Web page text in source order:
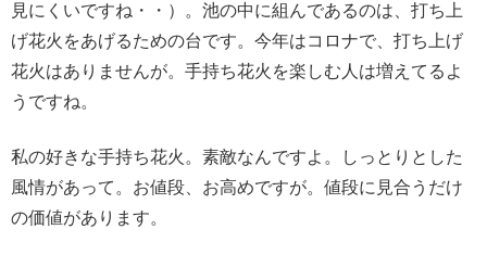
見にくいですね・・）。池の中に組んであるのは、打ち上
げ花火をあげるための台です。今年はコロナで、打ち上げ
花火はありませんが。手持ち花火を楽しむ人は増えてるよ
うですね。
私の好きな手持ち花火。素敵なんですよ。しっとりとした
風情があって。お値段、お高めですが。値段に見合うだけ
の価値があります。